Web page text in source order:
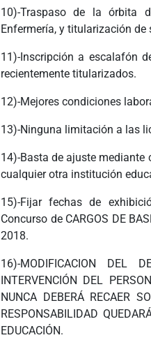
10)-Traspaso de la órbita
Enfermería, y titularización de
11)-Inscripción a escalafón
recientemente titularizados.
12)-Mejores condiciones
13)-Ninguna limitación a las
14)-Basta de ajuste mediante
cualquier otra institución
15)-Fijar fechas de
Concurso de CARGOS DE
2018.
16)-MODIFICACION DEL
INTERVENCIÓN DEL
NUNCA DEBERÁ RECAER
RESPONSABILIDAD
EDUCACIÓN.